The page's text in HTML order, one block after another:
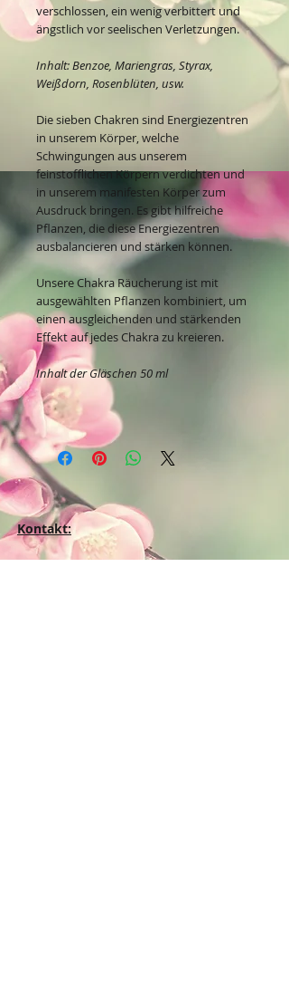
verschlossen, ein wenig verbittert und
ängstlich vor seelischen Verletzungen.
Inhalt: Benzoe, Mariengras, Styrax,
Weißdorn, Rosenblüten, usw.
Die sieben Chakren sind Energiezentren
in unserem Körper, welche
Schwingungen aus unserem
feinstofflichen Körpern verdichten und
in unserem manifesten Körper zum
Ausdruck bringen. Es gibt hilfreiche
Pflanzen, die diese Energiezentren
ausbalancieren und stärken können.
Unsere Chakra Räucherung ist mit
ausgewählten Pflanzen kombiniert, um
einen ausgleichenden und stärkenden
Effekt auf jedes Chakra zu kreieren.
Inhalt der Gläschen 50 ml
Kontakt: